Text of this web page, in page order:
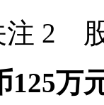
2
125万